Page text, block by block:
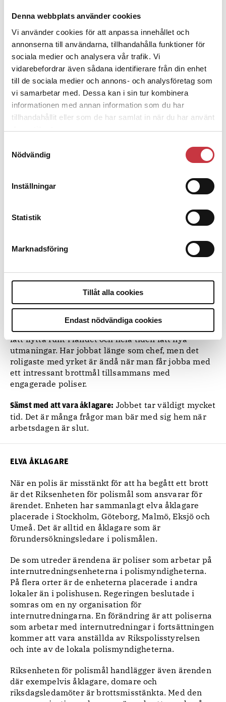
Denna webbplats använder cookies
Vi använder cookies för att anpassa innehållet och
annonserna till användarna, tillhandahålla funktioner för
sociala medier och analysera vår trafik. Vi
vidarebefordrar även sådana identifierare från din enhet
till de sociala medier och annons- och analysföretag som
vi samarbetar med. Dessa kan i sin tur kombinera
informationen med annan information som du har
tillhandahållit eller som de har samlat in när du har använt
deras tjänster.
Nödvändig
Inställningar
Statistik
Marknadsföring
Tillåt alla cookies
Endast nödvändiga cookies
Ålder:61 år
Jobb:Överåklagare och chef för Riksenheten för
polismål.
Gift, tre vuxna barn och ett barnbarn.
Bor:I Halmstad.
Utbildning:Jur kand och därefter tingsmeritering.
Karriär i urval:
Har varit åklagare på många olika
positioner och platser sedan 1979. Bland annat
i Umeå. Överåklagare sedan 1996.
mycket. Tycker om att vandra i fjällen och att spela
Gillar:Integritet.
Ogillar:När människor är falska.
Det är omväxlande, jag har
fått flytta runt i landet och hela tiden fått nya
utmaningar. Har jobbat länge som chef, men det
roligaste med yrket är ändå när man får jobba med
ett intressant brottmål tillsammans med
engagerade poliser.
Sämst med att vara åklagare: Jobbet tar väldigt mycket
tid. Det är många frågor man bär med sig hem när
arbetsdagen är slut.
ELVA ÅKLAGARE
När en polis är misstänkt för att ha begått ett brott
är det Riksenheten för polismål som ansvarar för
ärendet. Enheten har sammanlagt elva åklagare
placerade i Stockholm, Göteborg, Malmö, Eksjö och
Umeå. Det är alltid en åklagare som är
förundersökningsledare i polismålen.
De som utreder ärendena är poliser som arbetar på
internutredningsenheterna i polismyndigheterna.
På flera orter är de enheterna placerade i andra
lokaler än i polishusen. Regeringen beslutade i
somras om en ny organisation för
internutredningarna. En förändring är att poliserna
som arbetar med internutredningar i fortsättningen
kommer att vara anställda av Rikspolisstyrelsen
och inte av de lokala polismyndigheterna.
Riksenheten för polismål handlägger även ärenden
där exempelvis åklagare, domare och
riksdagsledamöter är brottsmisstänkta. Med den